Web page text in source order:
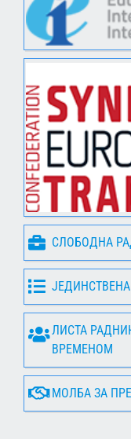
СЛОБОДНА
ЛИСТА
ВРЕМЕНОМ
МОЛБА ЗА